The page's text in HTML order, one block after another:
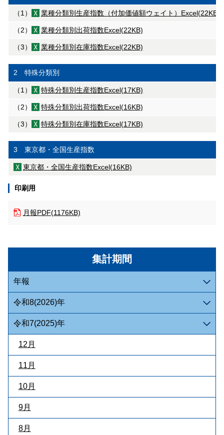
集計期間
年報
令和8(2026)年
令和7(2025)年
12月
11月
10月
9月
8月
（1） 業種分類別生産指数（付加価値額ウェイト） Excel(22KB)
（2） 業種分類別出荷指数Excel(22KB)
（3） 業種分類別在庫指数Excel(22KB)
2 特殊分類別
（1） 特殊分類別生産指数Excel(17KB)
（2） 特殊分類別出荷指数Excel(16KB)
（3） 特殊分類別在庫指数Excel(17KB)
3 東京都・全国生産指数
東京都・全国生産指数Excel(16KB)
印刷用
月報PDF(1176KB)